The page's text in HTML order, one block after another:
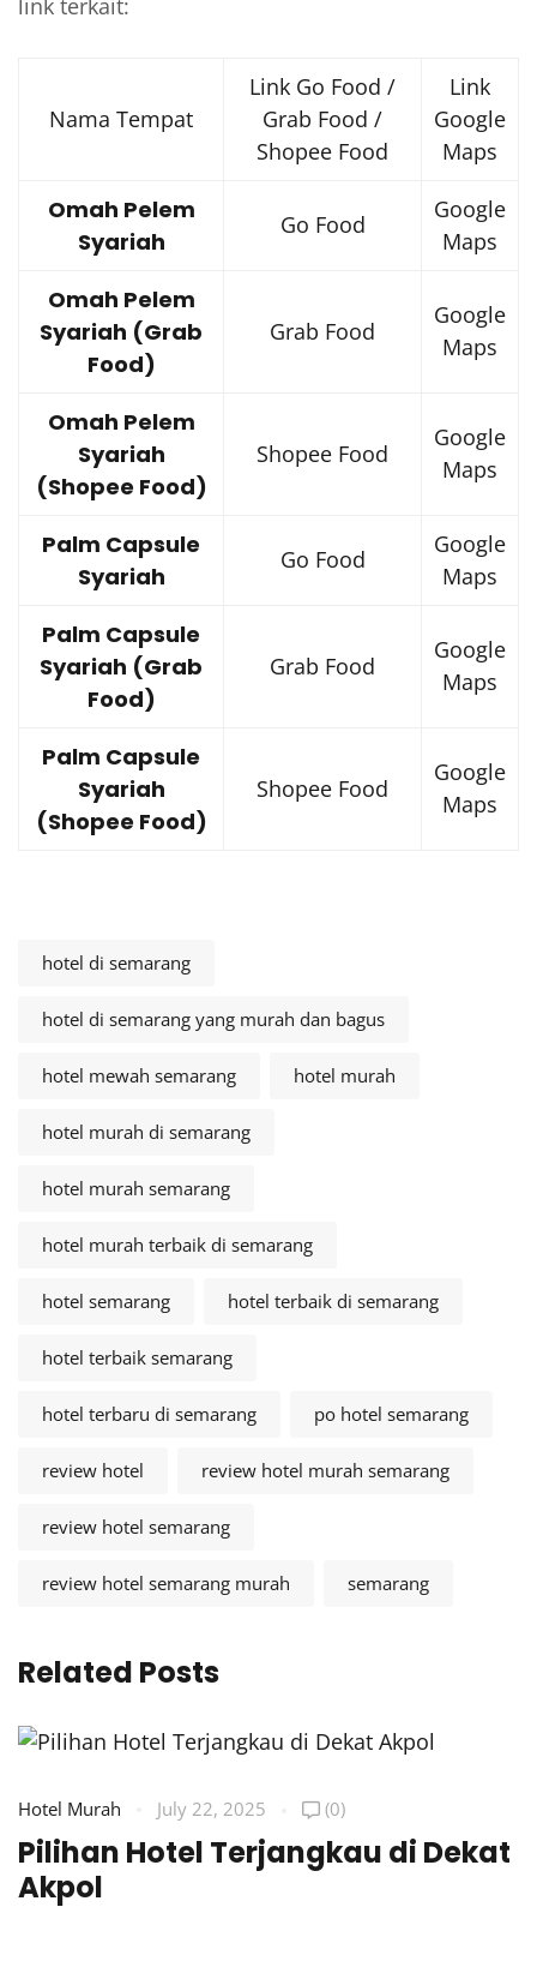
Nama Tempat
Link Go Food /
Grab Food /
Shopee Food
Link
Google
Maps
Omah Pelem
Syariah
Go Food
Google
Maps
Omah Pelem
Syariah (Grab
Food)
Grab Food
Google
Maps
Omah Pelem
Syariah
(Shopee Food)
Shopee Food
Google
Maps
Palm Capsule
Syariah
Go Food
Google
Maps
Palm Capsule
Syariah (Grab
Food)
Grab Food
Google
Maps
Palm Capsule
Syariah
(Shopee Food)
Shopee Food
Google
Maps
hotel di semarang
hotel di semarang yang murah dan bagus
hotel mewah semarang hotel murah
hotel murah di semarang
hotel murah semarang
hotel murah terbaik di semarang
hotel semarang hotel terbaik di semarang
hotel terbaik semarang
hotel terbaru di semarang po hotel semarang
review hotel review hotel murah semarang
review hotel semarang
review hotel semarang murah semarang
Related Posts
Hotel Murah July 22, 2025 (0)
Pilihan Hotel Terjangkau di Dekat
Akpol